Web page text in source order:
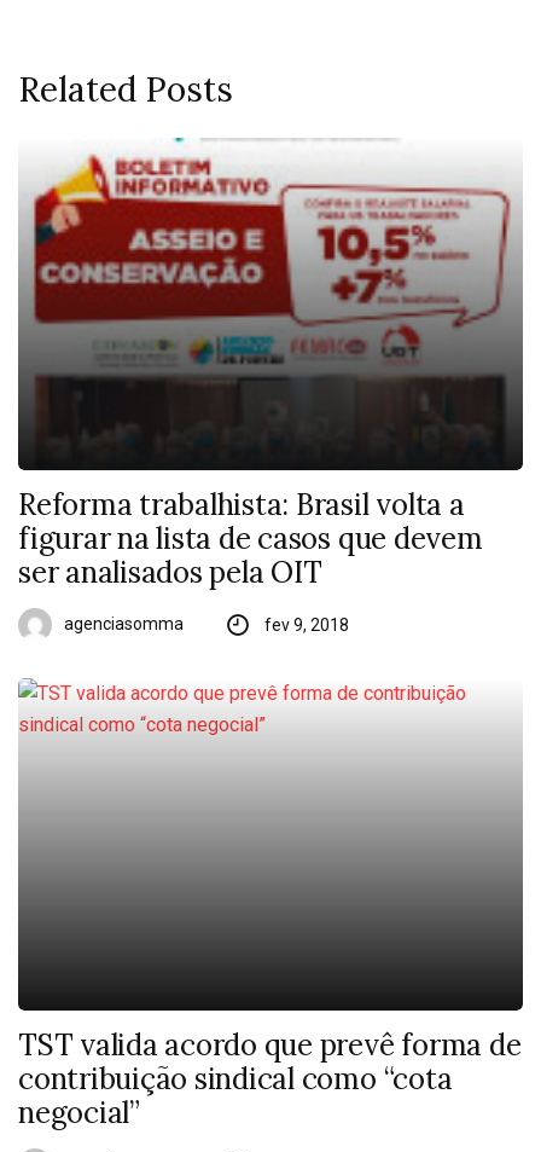
Related Posts
Reforma trabalhista: Brasil volta a
figurar na lista de casos que devem
ser analisados pela OIT
agenciasomma fev 9, 2018
TST valida acordo que prevê forma de
contribuição sindical como “cota
negocial”